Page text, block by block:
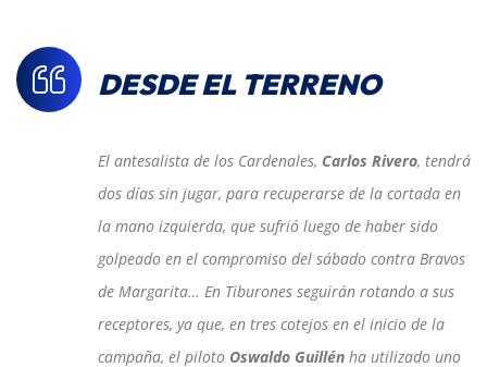
DESDE EL TERRENO
El antesalista de los Cardenales, Carlos Rivero, tendrá
dos días sin jugar, para recuperarse de la cortada en
la mano izquierda, que sufrió luego de haber sido
golpeado en el compromiso del sábado contra Bravos
de Margarita… En Tiburones seguirán rotando a sus
receptores, ya que, en tres cotejos en el inicio de la
campaña, el piloto Oswaldo Guillén ha utilizado uno